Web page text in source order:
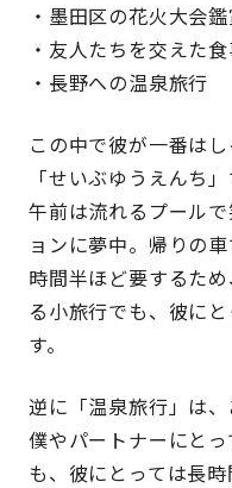
・墨田区の花火大会
・友人たちを交えた
・長野への温泉旅行
この中で彼が一番は
「せいぶゆうえんち」
午前は流れるプール
ョンに夢中。帰りの
時間半ほど要するた
る小旅行でも、彼に
す。
逆に「温泉旅行」は
僕やパートナーにと
も、彼にとっては長